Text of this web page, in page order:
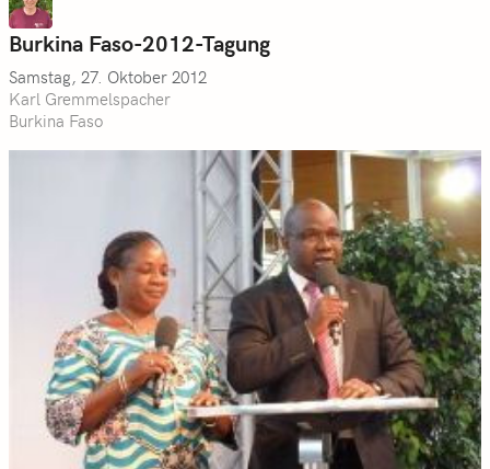
Burkina Faso-2012-Tagung
Samstag, 27. Oktober 2012
Karl Gremmelspacher
Burkina Faso